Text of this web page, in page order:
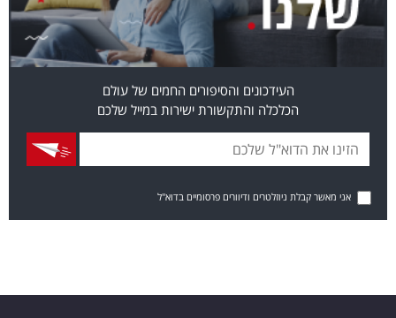
העידכונים והסיפורים החמים של עולם
הכלכלה והתקשורת ישירות במייל שלכם
אני מאשר קבלת ניוזלטרים ודיוורים פרסומיים בדוא"ל